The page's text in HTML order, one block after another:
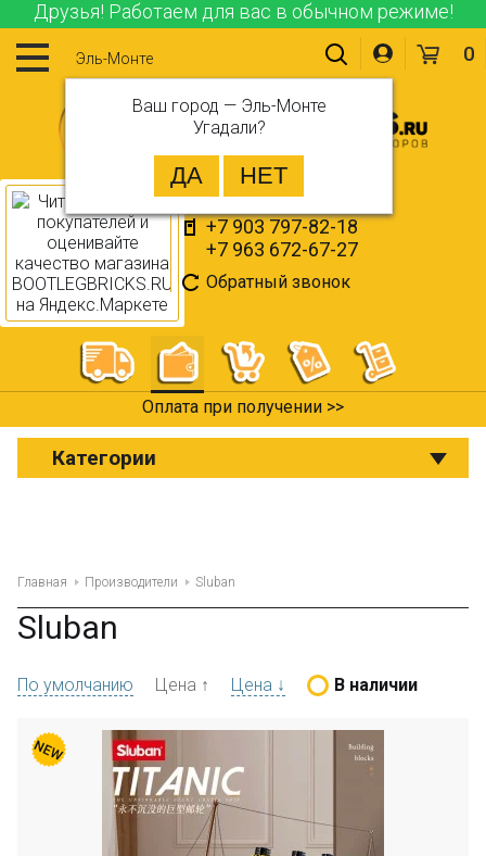
Друзья! Работаем для вас в обычном режиме!
Эль-Монте
Ваш город — Эль-Монте
Угадали?
+7 903 797-82-18
+7 963 672-67-27
Обратный звонок
0
Оплата при получении >>
Категории
Главная Производители Sluban
Sluban
По умолчанию Цена ↑ Цена ↓ В наличии